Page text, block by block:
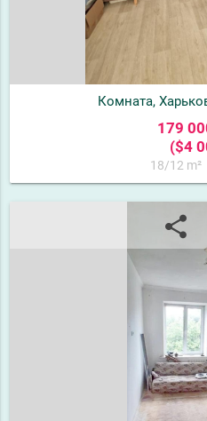
Комната,
179
($4
18/12 m²
share